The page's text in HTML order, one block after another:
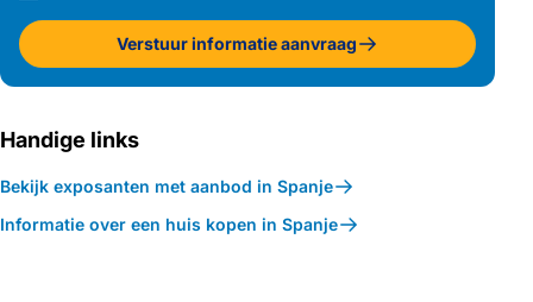
Verstuur informatie aanvraag
Handige links
Bekijk exposanten met aanbod in Spanje
Informatie over een huis kopen in Spanje